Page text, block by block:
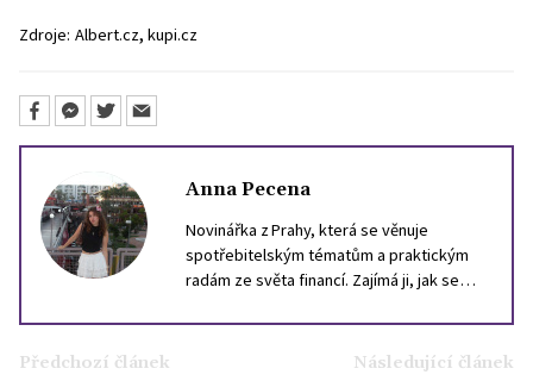
Zdroje: Albert.cz, kupi.cz
Anna Pecena
Novinářka z Prahy, která se věnuje
spotřebitelským tématům a praktickým
radám ze světa financí. Zajímá ji, jak se
jednotlivců - od každodenních nákupů až
po dlouhodobé finanční plánování. Sleduje
Předchozí článek Následující článek